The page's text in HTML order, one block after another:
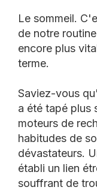
Le sommeil.
de notre
encore plus
terme.
Saviez-vous
a été tapé plus
moteurs de
habitudes de
dévastateurs.
établi un lien
souffrant de